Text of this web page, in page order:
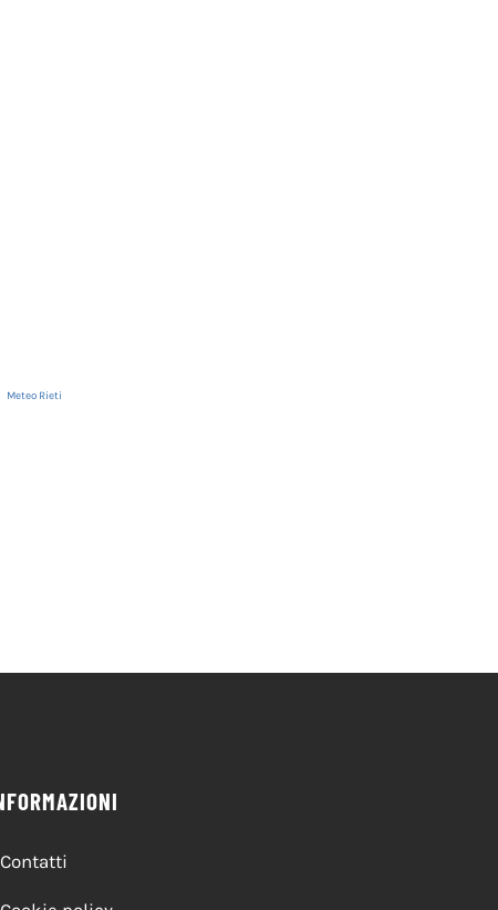
Meteo Rieti
Contatti